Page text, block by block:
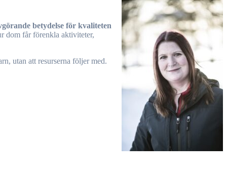
betydelse för kvaliteten
dom får förenkla aktiviteter,
utan att resurserna följer med.